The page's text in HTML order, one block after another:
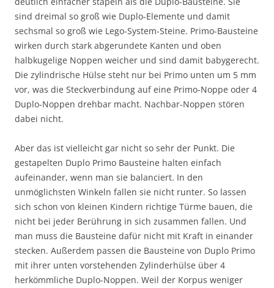
sind dreimal so groß wie Duplo-Elemente und damit
sechsmal so groß wie Lego-System-Steine. Primo-Bausteine
wirken durch stark abgerundete Kanten und oben
halbkugelige Noppen weicher und sind damit babygerecht.
Die zylindrische Hülse steht nur bei Primo unten um 5 mm
vor, was die Steckverbindung auf eine Primo-Noppe oder 4
Duplo-Noppen drehbar macht. Nachbar-Noppen stören
dabei nicht.
Aber das ist vielleicht gar nicht so sehr der Punkt. Die
gestapelten Duplo Primo Bausteine halten einfach
aufeinander, wenn man sie balanciert. In den
unmöglichsten Winkeln fallen sie nicht runter. So lassen
sich schon von kleinen Kindern richtige Türme bauen, die
nicht bei jeder Berührung in sich zusammen fallen. Und
man muss die Bausteine dafür nicht mit Kraft in einander
stecken. Außerdem passen die Bausteine von Duplo Primo
mit ihrer unten vorstehenden Zylinderhülse über 4
herkömmliche Duplo-Noppen. Weil der Korpus weniger